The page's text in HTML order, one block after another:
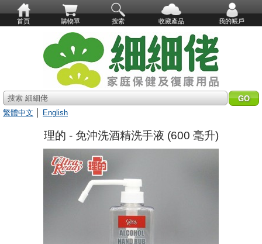
首頁 購物單 搜索 收藏產品 我的帳戶
搜索 細細佬
繁體中文
English
理的 - 免沖洗酒精洗手液 (600 毫升)